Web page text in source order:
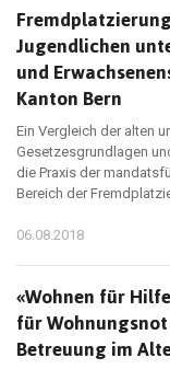
Jugendlichen
und
Kanton Bern
Ein Vergleich der alten
Gesetzesgrundlagen
die Praxis der
Bereich der
06.08.2018
«Wohnen für
für
Betreuung im